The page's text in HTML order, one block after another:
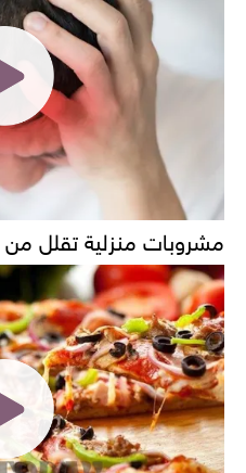
مشروبات منزلية تقلل من